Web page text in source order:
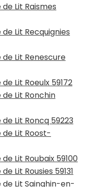
Lit Raismes
Lit Recquignies
Lit Renescure
Lit Roeulx 59172
Lit Ronchin
Lit Roncq 59223
Lit Roost-
Lit Roubaix 59100
Lit Rousies 59131
Lit Sainghin-en-